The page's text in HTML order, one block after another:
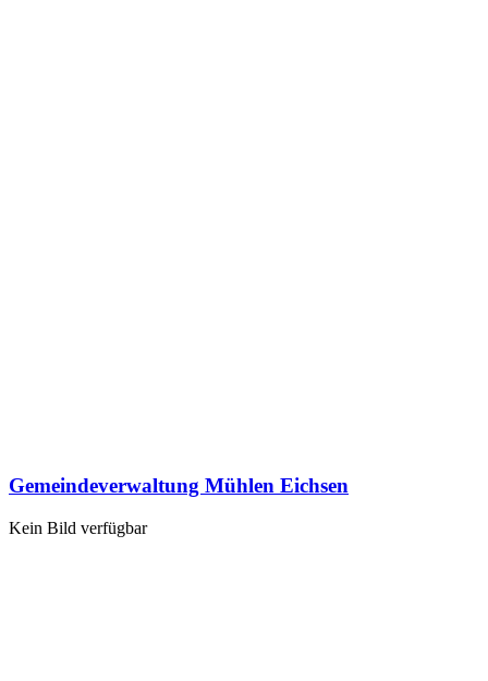
Gemeindeverwaltung Mühlen Eichsen
Kein Bild verfügbar